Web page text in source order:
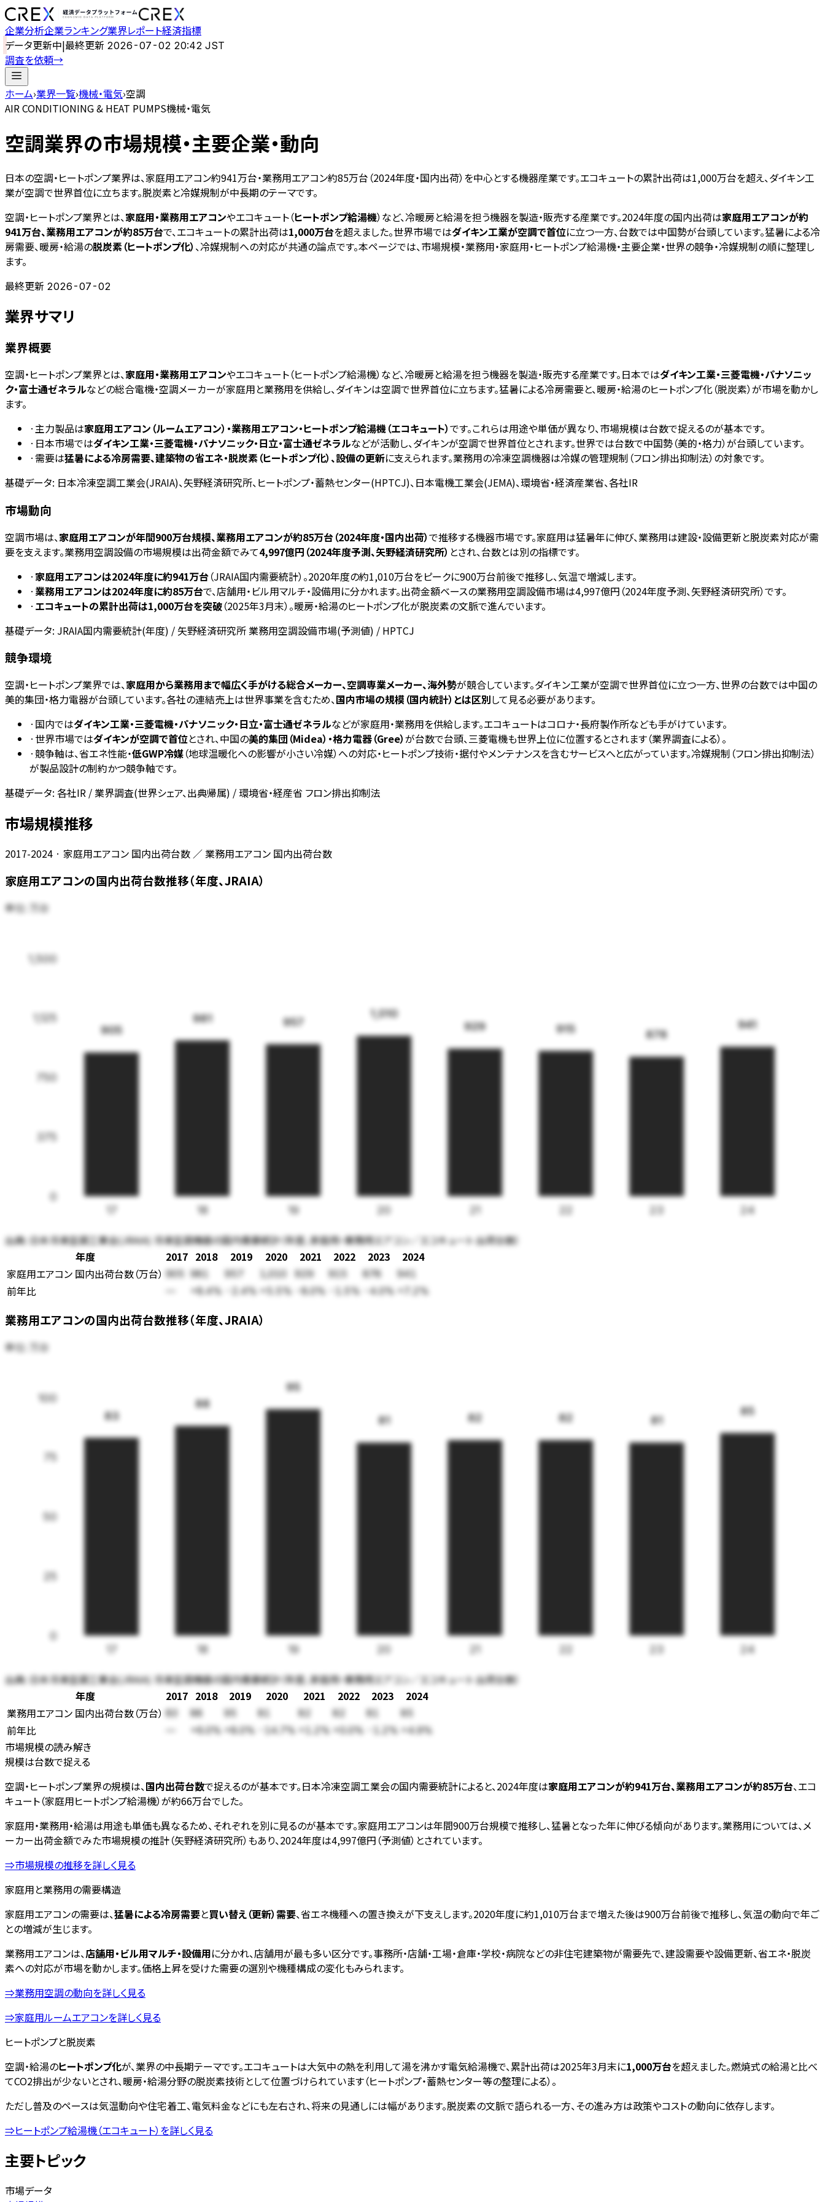
企業分析企業ランキング業界レポート経済指標
データ更新中|最終更新 2026-07-02 20:42 JST
調査を依頼→
ホーム›業界一覧›機械・電気›空調
AIR CONDITIONING & HEAT PUMPS機械・電気
空調業界の市場規模・主要企業・動向
日本の空調・ヒートポンプ業界は、家庭用エアコン約941万台・業務用エアコン約85万台（2024年度・国内出荷）を中心とする機器産業です。エコキュートの累計出荷は1,000万台を超え、ダイキン工
業が空調で世界首位に立ちます。脱炭素と冷媒規制が中長期のテーマです。
空調・ヒートポンプ業界とは、家庭用・業務用エアコンやエコキュート（ヒートポンプ給湯機）など、冷暖房と給湯を担う機器を製造・販売する産業です。2024年度の国内出荷は家庭用エアコンが約
941万台、業務用エアコンが約85万台で、エコキュートの累計出荷は1,000万台を超えました。世界市場ではダイキン工業が空調で首位に立つ一方、台数では中国勢が台頭しています。猛暑による冷
房需要、暖房・給湯の脱炭素（ヒートポンプ化） 、冷媒規制への対応が共通の論点です。本ページでは、市場規模・業務用・家庭用・ヒートポンプ給湯機・主要企業・世界の競争・冷媒規制の順に整理し
ます。
最終更新 2026-07-02
業界サマリ
業界概要
空調・ヒートポンプ業界とは、家庭用・業務用エアコンやエコキュート（ヒートポンプ給湯機）など、冷暖房と給湯を担う機器を製造・販売する産業です。日本ではダイキン工業・三菱電機・パナソニッ
ク・富士通ゼネラルなどの総合電機・空調メーカーが家庭用と業務用を供給し、ダイキンは空調で世界首位に立ちます。猛暑による冷房需要と、暖房・給湯のヒートポンプ化（脱炭素）が市場を動かし
ます。
·主力製品は家庭用エアコン（ルームエアコン）・業務用エアコン・ヒートポンプ給湯機（エコキュート）です。これらは用途や単価が異なり、市場規模は台数で捉えるのが基本です。
· 日本市場ではダイキン工業・三菱電機・パナソニック・日立・富士通ゼネラルなどが活動し、ダイキンが空調で世界首位とされます。世界では台数で中国勢（美的・格力）が台頭しています。
· 需要は猛暑による冷房需要、建築物の省エネ・脱炭素（ヒートポンプ化）、設備の更新に支えられます。業務用の冷凍空調機器は冷媒の管理規制（フロン排出抑制法）の対象です。
基礎データ: 日本冷凍空調工業会(JRAIA)、矢野経済研究所、ヒートポンプ・蓄熱センター(HPTCJ)、日本電機工業会(JEMA)、環境省・経済産業省、各社IR
市場動向
空調市場は、家庭用エアコンが年間900万台規模、業務用エアコンが約85万台（2024年度・国内出荷）で推移する機器市場です。家庭用は猛暑年に伸び、業務用は建設・設備更新と脱炭素対応が需
要を支えます。業務用空調設備の市場規模は出荷金額でみて4,997億円（2024年度予測、矢野経済研究所） とされ、台数とは別の指標です。
·家庭用エアコンは2024年度に約941万台（JRAIA国内需要統計）。2020年度の約1,010万台をピークに900万台前後で推移し、気温で増減します。
· 業務用エアコンは2024年度に約85万台で、店舗用・ビル用マルチ・設備用に分かれます。出荷金額ベースの業務用空調設備市場は4,997億円（2024年度予測、矢野経済研究所）です。
· エコキュートの累計出荷は1,000万台を突破（2025年3月末）。暖房・給湯のヒートポンプ化が脱炭素の文脈で進んでいます。
基礎データ: JRAIA国内需要統計(年度) / 矢野経済研究所 業務用空調設備市場(予測値) / HPTCJ
競争環境
空調・ヒートポンプ業界では、家庭用から業務用まで幅広く手がける総合メーカー、空調専業メーカー、海外勢が競合しています。ダイキン工業が空調で世界首位に立つ一方、世界の台数では中国の
美的集団・格力電器が台頭しています。各社の連結売上は世界事業を含むため、国内市場の規模（国内統計）とは区別して見る必要があります。
· 国内ではダイキン工業・三菱電機・パナソニック・日立・富士通ゼネラルなどが家庭用・業務用を供給します。エコキュートはコロナ・長府製作所なども手がけています。
· 世界市場ではダイキンが空調で首位とされ、中国の美的集団（Midea）・格力電器（Gree）が台数で台頭、三菱電機も世界上位に位置するとされます（業界調査による）。
· 競争軸は、省エネ性能・低GWP冷媒（地球温暖化への影響が小さい冷媒）への対応・ヒートポンプ技術・据付やメンテナンスを含むサービスへと広がっています。冷媒規制（フロン排出抑制法）
が製品設計の制約かつ競争軸です。
基礎データ: 各社IR / 業界調査(世界シェア、出典帰属) / 環境省・経産省 フロン排出抑制法
市場規模推移
2017-2024 · 家庭用エアコン 国内出荷台数 ／ 業務用エアコン 国内出荷台数
家庭用エアコンの国内出荷台数推移（年度、JRAIA）
単位: 万台
0
375
750
1,125
1,500
905
981
18
957
19
1,010
20
929 915
22
878
23
941
24
出典:日本冷凍空調工業会(JRAIA) 冷凍空調機器の国内需要統計（年度、家庭用・業務用エアコン／エコキュート 出荷台数）
年度
2017 2018 2019 2020 2021 2022 2023
2024
家庭用エアコン 国内出荷台数（万台） 905 981 957 1,010 929 915 878 941
前年比 +8.4% -2.4% +5.5% -8.0% -1.5% -4.0% +7.2%
業務用エアコンの国内出荷台数推移（年度、JRAIA）
単位: 万台
0
25
50
75
100
83
88
18
95
19
81
20
82 82
22
81
23
85
24
出典:日本冷凍空調工業会(JRAIA) 冷凍空調機器の国内需要統計（年度、家庭用・業務用エアコン／エコキュート 出荷台数）
年度
2017 2018 2019 2020 2021 2022 2023
2024
業務用エアコン 国内出荷台数（万台） 83 88 95 81 82 82 81 85
前年比 +6.0% +8.0% -14.7% +1.2% +0.0% -1.2% +4.9%
市場規模の読み解き
規模は台数で捉える
空調・ヒートポンプ業界の規模は、国内出荷台数で捉えるのが基本です。日本冷凍空調工業会の国内需要統計によると、2024年度は家庭用エアコンが約941万台、業務用エアコンが約85万台、エコ
キュート（家庭用ヒートポンプ給湯機）が約66万台でした。
家庭用・業務用・給湯は用途も単価も異なるため、それぞれを別に見るのが基本です。家庭用エアコンは年間900万台規模で推移し、猛暑となった年に伸びる傾向があります。業務用については、メ
ーカー出荷金額でみた市場規模の推計（矢野経済研究所）もあり、2024年度は4,997億円（予測値）とされています。
⇒市場規模の推移を詳しく見る
家庭用と業務用の需要構造
家庭用エアコンの需要は、猛暑による冷房需要と買い替え（更新）需要、省エネ機種への置き換えが下支えします。2020年度に約1,010万台まで増えた後は900万台前後で推移し、気温の動向で年ご
との増減が生じます。
業務用エアコンは、店舗用・ビル用マルチ・設備用に分かれ、店舗用が最も多い区分です。事務所・店舗・工場・倉庫・学校・病院などの非住宅建築物が需要先で、建設需要や設備更新、省エネ・脱炭
素への対応が市場を動かします。価格上昇を受けた需要の選別や機種構成の変化もみられます。
⇒業務用空調の動向を詳しく見る
⇒家庭用ルームエアコンを詳しく見る
ヒートポンプと脱炭素
空調・給湯のヒートポンプ化が、業界の中長期テーマです。エコキュートは大気中の熱を利用して湯を沸かす電気給湯機で、累計出荷は2025年3月末に1,000万台を超えました。燃焼式の給湯と比べ
てCO2排出が少ないとされ、暖房・給湯分野の脱炭素技術として位置づけられています（ヒートポンプ・蓄熱センター等の整理による）。
ただし普及のペースは気温動向や住宅着工、電気料金などにも左右され、将来の見通しには幅があります。脱炭素の文脈で語られる一方、その進み方は政策やコストの動向に依存します。
⇒ヒートポンプ給湯機（エコキュート）を詳しく見る
主要トピック
市場データ